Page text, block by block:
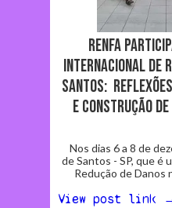
RENFA
Internacional de
Santos:
e construção
Nos dias 6 a 8 de
de Santos - SP, que é
Redução de Danos
View post link